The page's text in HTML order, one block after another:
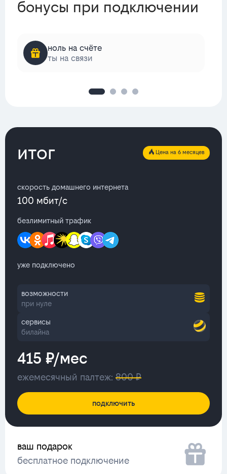
бонусы при подключении
ноль на счёте
ты на связи
итог Цена на 6 месяцев
скорость домашнего интернета
100 мбит/с
безлимитный трафик
уже подключено
возможности
при нуле
сервисы
билайна
415 ₽/мес
ежемесячный палтеж: 800 ₽
подключить
ваш подарок
бесплатное подключение